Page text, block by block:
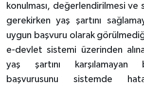
konulması, değerlendirilmesi ve
gerekirken yaş şartını
uygun başvuru olarak
e-devlet sistemi üzerinden
yaş şartını karşılamayan
başvurusunu sistemde